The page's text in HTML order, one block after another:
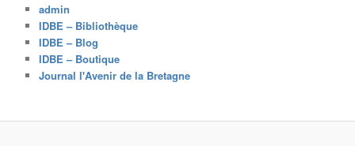
c
h
e
admin
IDBE – Bibliothèque
IDBE – Blog
IDBE – Boutique
Journal l'Avenir de la Bretagne